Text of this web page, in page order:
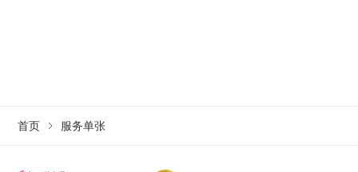
首页 服务单张